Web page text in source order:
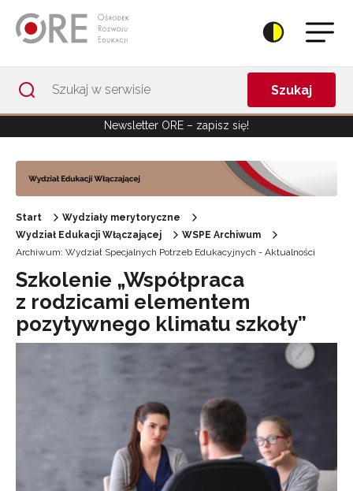
Szukaj
Newsletter ORE – zapisz się!
Start
Wydziały merytoryczne
Wydział Edukacji Włączającej
WSPE Archiwum
Archiwum: Wydział Specjalnych Potrzeb Edukacyjnych - Aktualności
Szkolenie „Współpraca
z rodzicami elementem
pozytywnego klimatu szkoły”